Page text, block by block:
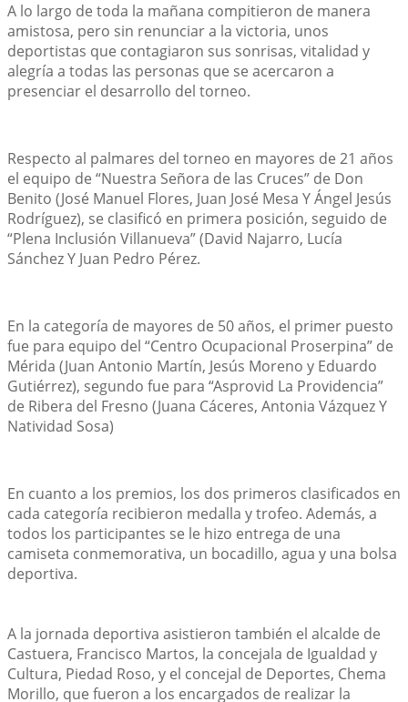
A lo largo de toda la mañana compitieron de manera
amistosa, pero sin renunciar a la victoria, unos
deportistas que contagiaron sus sonrisas, vitalidad y
alegría a todas las personas que se acercaron a
presenciar el desarrollo del torneo.
Respecto al palmares del torneo en mayores de 21 años
el equipo de “Nuestra Señora de las Cruces” de Don
Benito (José Manuel Flores, Juan José Mesa Y Ángel Jesús
Rodríguez), se clasificó en primera posición, seguido de
“Plena Inclusión Villanueva” (David Najarro, Lucía
Sánchez Y Juan Pedro Pérez.
En la categoría de mayores de 50 años, el primer puesto
fue para equipo del “Centro Ocupacional Proserpina” de
Mérida (Juan Antonio Martín, Jesús Moreno y Eduardo
Gutiérrez), segundo fue para “Asprovid La Providencia”
de Ribera del Fresno (Juana Cáceres, Antonia Vázquez Y
Natividad Sosa)
En cuanto a los premios, los dos primeros clasificados en
cada categoría recibieron medalla y trofeo. Además, a
todos los participantes se le hizo entrega de una
camiseta conmemorativa, un bocadillo, agua y una bolsa
deportiva.
A la jornada deportiva asistieron también el alcalde de
Castuera, Francisco Martos, la concejala de Igualdad y
Cultura, Piedad Roso, y el concejal de Deportes, Chema
Morillo, que fueron a los encargados de realizar la